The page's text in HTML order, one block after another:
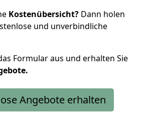
Kostenübersicht? Dann holen
und unverbindliche
Formular aus und erhalten Sie
Angebote erhalten